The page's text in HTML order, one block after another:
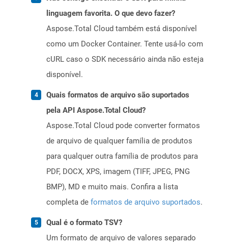
linguagem favorita. O que devo fazer?
Aspose.Total Cloud também está disponível
como um Docker Container. Tente usá-lo com
cURL caso o SDK necessário ainda não esteja
disponível.
Quais formatos de arquivo são suportados
pela API Aspose.Total Cloud?
Aspose.Total Cloud pode converter formatos
de arquivo de qualquer família de produtos
para qualquer outra família de produtos para
PDF, DOCX, XPS, imagem (TIFF, JPEG, PNG
BMP), MD e muito mais. Confira a lista
completa de formatos de arquivo suportados.
Qual é o formato TSV?
Um formato de arquivo de valores separado